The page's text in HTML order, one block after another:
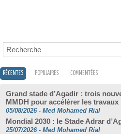
RÉCENTES POPULAIRES COMMENTÉES
Grand stade d’Agadir : trois
MMDH pour accélérer les travaux
05/08/2026 - Med Mohamed Rial
Mondial 2030 : le Stade Adrar
25/07/2026 - Med Mohamed Rial